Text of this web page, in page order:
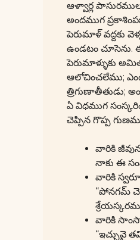
ఆళ్వార్ల
అందముగ
పెరుమాళ్ వద్దకు
ఉండటం చూసెను.
పెరుమాళ్ళుకు
ఆలోచించలేము;
త్రిగుణాతీతుడు;
ఏ విధముగ
చెప్పిన గొప్ప
వారికి
నాకు ఈ
వారికి
“పోనగమ్
వారికి
“ఇచ్చువై